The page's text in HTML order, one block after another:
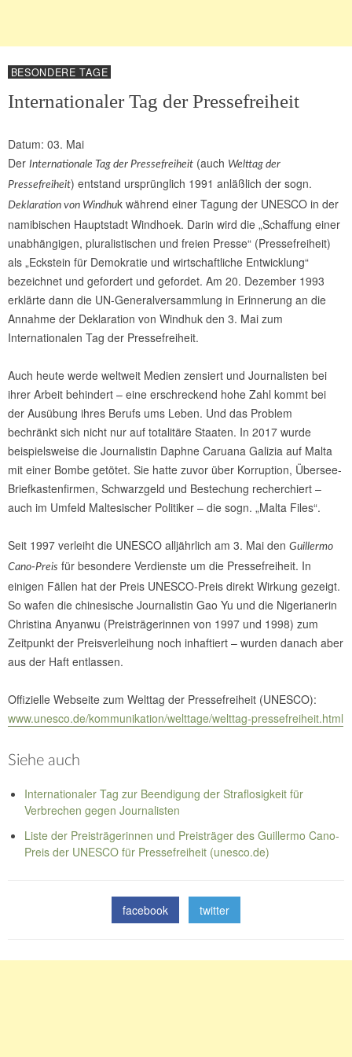
BESONDERE TAGE
Internationaler Tag der Pressefreiheit
Datum: 03. Mai
Der Internationale Tag der Pressefreiheit (auch Welttag der
Pressefreiheit) entstand ursprünglich 1991 anläßlich der sogn.
Deklaration von Windhuk während einer Tagung der UNESCO in der
namibischen Hauptstadt Windhoek. Darin wird die „Schaffung einer
unabhängigen, pluralistischen und freien Presse“ (Pressefreiheit)
als „Eckstein für Demokratie und wirtschaftliche Entwicklung“
bezeichnet und gefordert und gefordet. Am 20. Dezember 1993
erklärte dann die UN-Generalversammlung in Erinnerung an die
Annahme der Deklaration von Windhuk den 3. Mai zum
Internationalen Tag der Pressefreiheit.
Auch heute werde weltweit Medien zensiert und Journalisten bei
ihrer Arbeit behindert – eine erschreckend hohe Zahl kommt bei
der Ausübung ihres Berufs ums Leben. Und das Problem
bechränkt sich nicht nur auf totalitäre Staaten. In 2017 wurde
beispielsweise die Journalistin Daphne Caruana Galizia auf Malta
mit einer Bombe getötet. Sie hatte zuvor über Korruption, Übersee-
Briefkastenfirmen, Schwarzgeld und Bestechung recherchiert –
auch im Umfeld Maltesischer Politiker – die sogn. „Malta Files“.
Seit 1997 verleiht die UNESCO alljährlich am 3. Mai den Guillermo
Cano-Preis für besondere Verdienste um die Pressefreiheit. In
einigen Fällen hat der Preis UNESCO-Preis direkt Wirkung gezeigt.
So wafen die chinesische Journalistin Gao Yu und die Nigerianerin
Christina Anyanwu (Preisträgerinnen von 1997 und 1998) zum
Zeitpunkt der Preisverleihung noch inhaftiert – wurden danach aber
aus der Haft entlassen.
Offizielle Webseite zum Welttag der Pressefreiheit (UNESCO):
www.unesco.de/kommunikation/welttage/welttag-pressefreiheit.html
Siehe auch
Internationaler Tag zur Beendigung der Straflosigkeit für
Verbrechen gegen Journalisten
Liste der Preisträgerinnen und Preisträger des Guillermo Cano-
Preis der UNESCO für Pressefreiheit (unesco.de)
facebook twitter